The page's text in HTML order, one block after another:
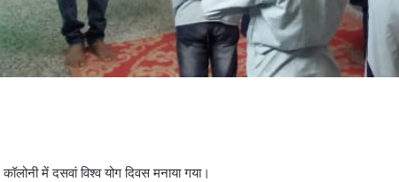
में दसवां विश्व योग दिवस मनाया गया।